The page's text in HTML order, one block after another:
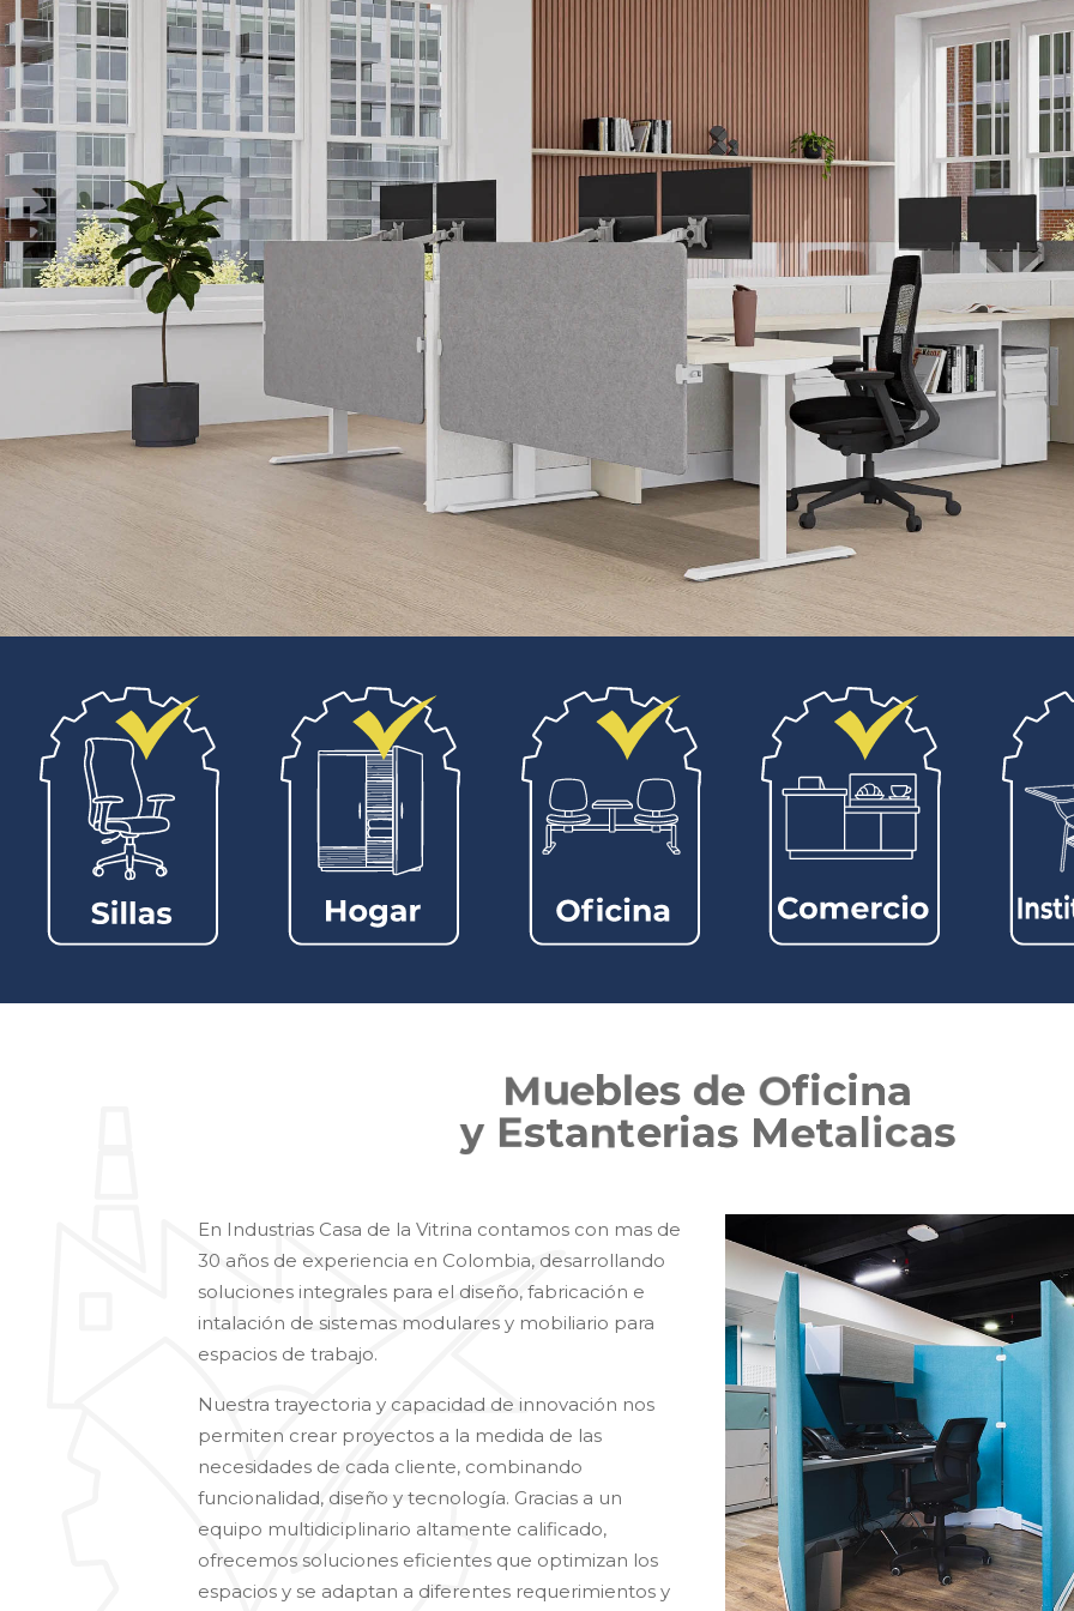
Muebles de Oficina
y Estanterias Metalicas
En Industrias Casa de la Vitrina contamos con mas de
30 años de experiencia en Colombia, desarrollando
soluciones integrales para el diseño, fabricación e
intalación de sistemas modulares y mobiliario para
espacios de trabajo.
Nuestra trayectoria y capacidad de innovación nos
permiten crear proyectos a la medida de las
necesidades de cada cliente, combinando
funcionalidad, diseño y tecnología. Gracias a un
equipo multidiciplinario altamente calificado,
ofrecemos soluciones eficientes que optimizan los
espacios y se adaptan a diferentes requerimientos y